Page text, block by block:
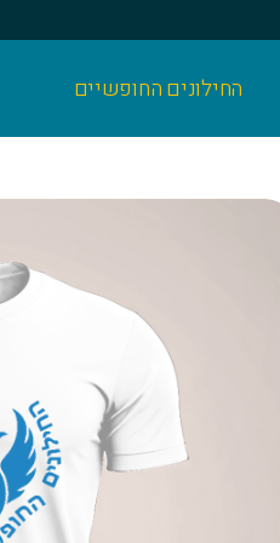
החילונים החופשיים